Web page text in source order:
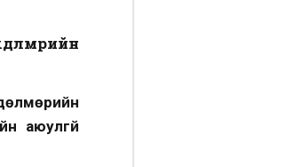
аюулгүй